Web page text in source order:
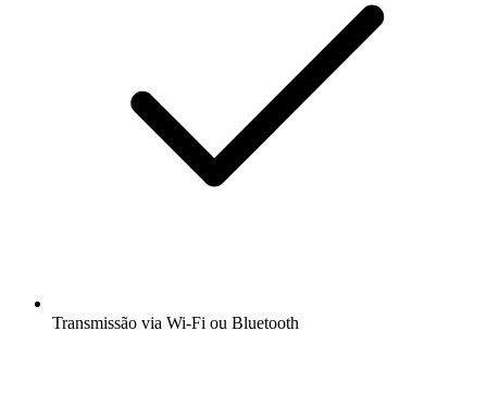
Transmissão via Wi-Fi ou Bluetooth